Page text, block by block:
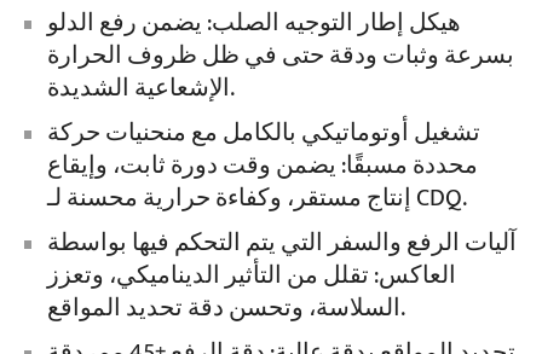
هيكل إطار التوجيه الصلب: يضمن رفع الدلو
بسرعة وثبات ودقة حتى في ظل ظروف الحرارة
الإشعاعية الشديدة.
تشغيل أوتوماتيكي بالكامل مع منحنيات حركة
محددة مسبقًا: يضمن وقت دورة ثابت، وإيقاع
إنتاج مستقر، وكفاءة حرارية محسنة لـ CDQ.
آليات الرفع والسفر التي يتم التحكم فيها بواسطة
العاكس: تقلل من التأثير الديناميكي، وتعزز
السلاسة، وتحسن دقة تحديد المواقع.